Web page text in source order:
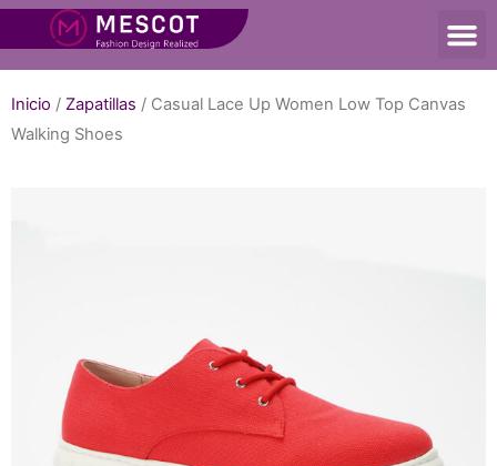
Inicio / Zapatillas / Casual Lace Up Women Low Top Canvas
Walking Shoes